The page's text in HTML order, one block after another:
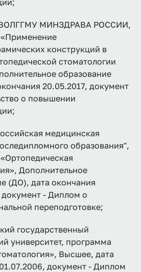
МИНЗДРАВА РОССИИ,
конструкций в
стоматологии
образование
20.05.2017, документ
о повышении
медицинская
образования",
Дополнительное
(ДО), дата окончания
- Диплом о
переподготовке;
государственный
университет, программа
Высшее, дата
документ - Диплом